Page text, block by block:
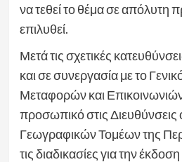
να τεθεί το θέμα σε απόλυτη
επιλυθεί.
Μετά τις σχετικές
και σε συνεργασία με το
Μεταφορών και
προσωπικό στις
Γεωγραφικών Τομέων της
τις διαδικασίες για την